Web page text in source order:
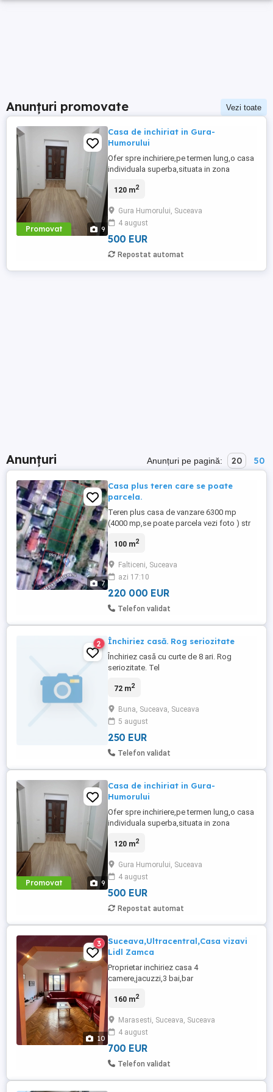
Anunțuri promovate Vezi toate
Promovat 9
Casa de inchiriat in Gura-
Humorului
Ofer spre inchiriere,pe termen lung,o casa
individuala superba,situata in zona
complet renovata recent si are o izolare
dormitoare spatioase,living open -space
cu bucatarie noua,,complet utilata,o baie
moderna si o centrala ...
120 m2
Gura Humorului, Suceava
4 august
500 EUR
Repostat automat
Anunțuri Anunțuri pe pagină: 20 50
7
Casa plus teren care se poate
parcela.
Teren plus casa de vanzare 6300 mp
(4000 mp,se poate parcela vezi foto ) str
,apa,canalizare ,curent electric front
pentru o locuinta luxoasa ,intimitate si
spatiu generos pentru o vila impunatoare
sau o locuinta in stil minimalist.,Pret ...
100 m2
Falticeni, Suceava
azi 17:10
220 000 EUR
Telefon validat
2 Închiriez casă. Rog seriozitate
Închiriez casă cu curte de 8 ari. Rog
seriozitate. Tel
72 m2
Buna, Suceava, Suceava
5 august
250 EUR
Telefon validat
Promovat 9
Casa de inchiriat in Gura-
Humorului
Ofer spre inchiriere,pe termen lung,o casa
individuala superba,situata in zona
complet renovata recent si are o izolare
dormitoare spatioase,living open -space
cu bucatarie noua,,complet utilata,o baie
moderna si o centrala ...
120 m2
Gura Humorului, Suceava
4 august
500 EUR
Repostat automat
10
3
Suceava,Ultracentral,Casa vizavi
Lidl Zamca
Proprietar inchiriez casa 4
camere,jacuzzi,3 bai,bar
pod!Rog seriozitate,preferabil mesaje
160 m2
Marasesti, Suceava, Suceava
4 august
700 EUR
Telefon validat